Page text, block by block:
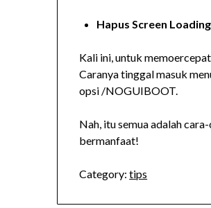
Hapus Screen Loading
Kali ini, untuk
Caranya tinggal masuk
opsi /NOGUIBOOT.
Nah, itu semua adalah
bermanfaat!
Category: tips